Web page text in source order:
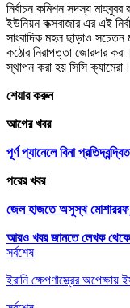
নির্বাচন কমিশন সদস্য মাহবুবর
ইউনিয়ন কক্সবাজার এর এই
সাংবাদিক মহল ছাড়াও
কঠোর নিরাপত্তা জোরদার
স্থাপন করা হয় সিসি ক্যামেরা।
শেয়ার করুন
আগের খবর
পূর্ণ প্যানেলে বিনা
পরের খবর
জেল হাজতে অসুস্থ মোশাররফ,
আরও খবর জানতে লেখক
সর্বশেষ
ইরানি ক্ষেপণাস্ত্রের